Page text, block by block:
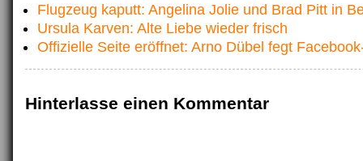
Flugzeug kaputt: Angelina Jolie und Brad Pitt in
Ursula Karven: Alte Liebe wieder frisch
Offizielle Seite eröffnet: Arno Dübel fegt
Hinterlasse einen Kommentar